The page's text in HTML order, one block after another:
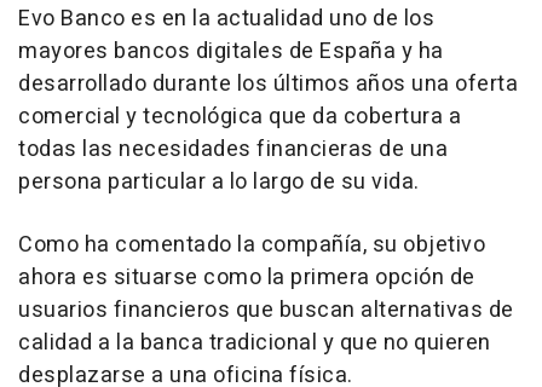
Evo Banco es en la actualidad uno de los
mayores bancos digitales de España y ha
desarrollado durante los últimos años una oferta
comercial y tecnológica que da cobertura a
todas las necesidades financieras de una
persona particular a lo largo de su vida.
Como ha comentado la compañía, su objetivo
ahora es situarse como la primera opción de
usuarios financieros que buscan alternativas de
calidad a la banca tradicional y que no quieren
desplazarse a una oficina física.